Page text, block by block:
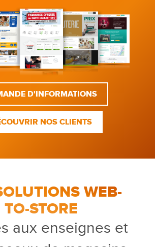
D'INFORMATIONS
NOS CLIENTS
WEB-
TO-STORE
aux enseignes et